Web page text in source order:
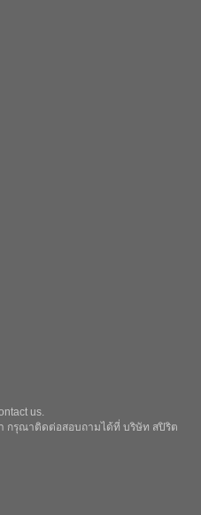
us.
กรุณาติดต่อสอบถามได้ที่ บริษัท สปิริต